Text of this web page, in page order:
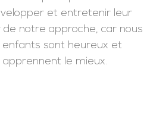
et entretenir leur
notre approche, car nous
enfants sont heureux et
le mieux.